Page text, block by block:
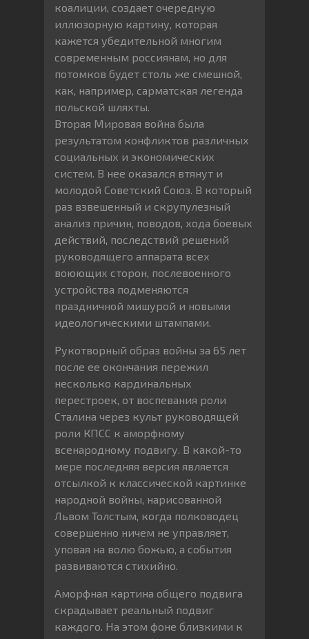
коалиции, создает очередную
иллюзорную картину, которая
кажется убедительной многим
современным россиянам, но для
потомков будет столь же смешной,
как, например, сарматская легенда
польской шляхты.
Вторая Мировая война была
результатом конфликтов различных
социальных и экономических
систем. В нее оказался втянут и
молодой Советский Союз. В который
раз взвешенный и скрупулезный
анализ причин, поводов, хода боевых
действий, последствий решений
руководящего аппарата всех
воюющих сторон, послевоенного
устройства подменяются
праздничной мишурой и новыми
идеологическими штампами.
Рукотворный образ войны за 65 лет
после ее окончания пережил
несколько кардинальных
перестроек, от воспевания роли
Сталина через культ руководящей
роли КПСС к аморфному
всенародному подвигу. В какой-то
мере последняя версия является
отсылкой к классической картинке
народной войны, нарисованной
Львом Толстым, когда полководец
совершенно ничем не управляет,
уповая на волю божью, а события
развиваются стихийно.
Аморфная картина общего подвига
скрадывает реальный подвиг
каждого. На этом фоне близкими к